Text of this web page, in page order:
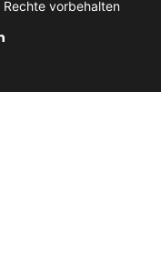
vorbehalten